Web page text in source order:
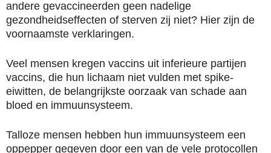
andere gevaccineerden geen nadelige
gezondheidseffecten of sterven zij niet? Hier zijn de
voornaamste verklaringen.
Veel mensen kregen vaccins uit inferieure partijen
vaccins, die hun lichaam niet vulden met spike-
eiwitten, de belangrijkste oorzaak van schade aan
bloed en immuunsysteem.
Talloze mensen hebben hun immuunsysteem een
oppepper gegeven door een van de vele protocollen